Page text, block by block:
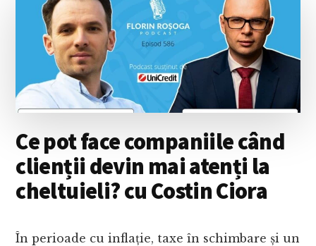
REZULTATELE
NU
MAI
SUNT
AJUNS,
CU
OBANCEA
Ce pot face companiile când
clienții devin mai atenți la
cheltuieli? cu Costin Ciora
În perioade cu inflație, taxe în schimbare și un